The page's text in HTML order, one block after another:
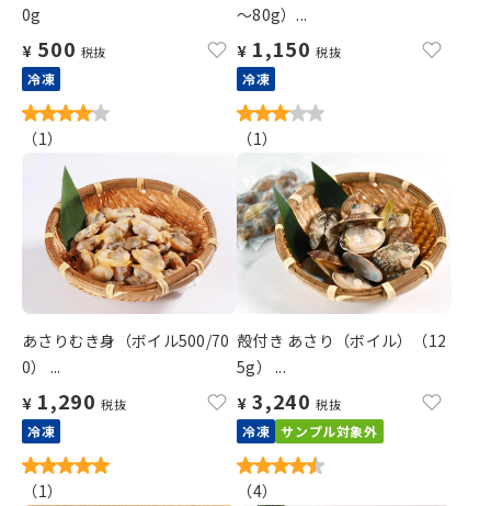
0g
¥ 500 税抜
冷凍
（1）
～80g）...
¥ 1,150 税抜
冷凍
（1）
あさりむき身（ボイル500/70
0） ...
¥ 1,290 税抜
冷凍
（1）
殻付き あさり（ボイル）（12
5g） ...
¥ 3,240 税抜
冷凍 サンプル対象外
（4）